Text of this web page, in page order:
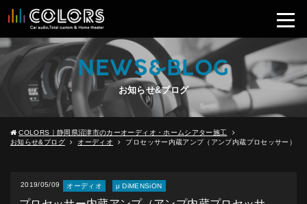
NEWS&BLOG
お知らせ&ブログ
COLORS｜静岡県沼津市のカーオーディオ・ホームシアター施工
お知らせ&ブログ
オーディオ プロセッサー内蔵アンプ（アンプ内蔵プロセッサー）
2019/05/09 オーディオ μ DiMENSiON